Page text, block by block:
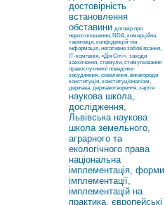
достовірність
встановлення
обставини договір про
нерозголошення, NDA, комерційна
таємниця, конфіденцій¬на
інформація, негативне зобов’язання,
ІТ-компанія, «Дія Сіті». заходи
заохочення, стимули, стимулювання
правослухняної поведінки
засуджених, схвалення, винагороди
конституція, конституціоналізм,
держава, державотворення, хартія
наукова школа,
дослідження,
Львівська наукова
школа земельного,
аграрного та
екологічного права
національна
імплементація, форми
імплементації,
імплементацій на
практика, європейські